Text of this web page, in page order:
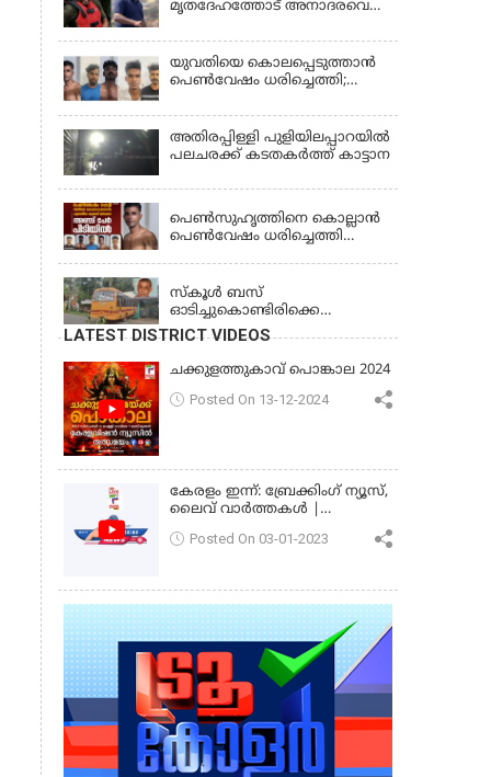
ജാമ്യാപേക്ഷ തള്ളി
മൃതദേഹത്തോട് അനാദരവെന്ന്
ക്രമീകരണത്തില്‍ ഗുരുതര
വീഴ്ച; മൃതദേഹം ചാവക്കാട്
വരെ എത്തിച്ചത് ഫ്രീസര്‍
സംവിധാനം ഇല്ലാതെയെന്നും
ആരോപണം
യുവതിയെ കൊലപ്പെടുത്താൻ
പെൺവേഷം ധരിച്ചെത്തി;
അതിരപ്പിള്ളി പുളിയിലപ്പാറയിൽ
പലചരക്ക് കടതകർത്ത് കാട്ടാന
പെണ്‍സുഹൃത്തിനെ കൊല്ലാന്‍
പെണ്‍വേഷം ധരിച്ചെത്തി
സ്കൂൾ ബസ്
ഓടിച്ചുകൊണ്ടിരിക്കെ
ഡ്രൈവർക്ക് ഹൃദയാഘാതം;
ബസ് കെട്ടിടത്തിൽ ഇടിച്ചുനിന്നു;
ഡ്രൈവർ മരിച്ചു, രണ്ട്
കുട്ടികൾക്ക് പരിക്ക്
LATEST DISTRICT VIDEOS
ചക്കുളത്തുകാവ് പൊങ്കാല 2024
Posted On 13-12-2024
കേരളം ഇന്ന്: ബ്രേക്കിംഗ് ന്യൂസ്,
ലൈവ് വാർത്തകൾ |
Posted On 03-01-2023